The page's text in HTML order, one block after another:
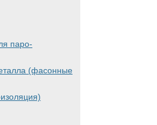
паро-
(фасонные